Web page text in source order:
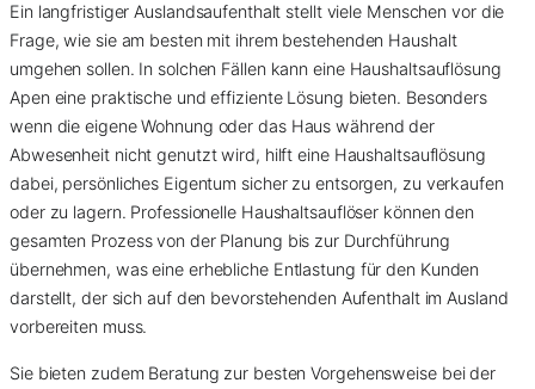
Ein langfristiger Auslandsaufenthalt stellt viele Menschen vor die
Frage, wie sie am besten mit ihrem bestehenden Haushalt
umgehen sollen. In solchen Fällen kann eine Haushaltsauflösung
Apen eine praktische und effiziente Lösung bieten. Besonders
wenn die eigene Wohnung oder das Haus während der
Abwesenheit nicht genutzt wird, hilft eine Haushaltsauflösung
dabei, persönliches Eigentum sicher zu entsorgen, zu verkaufen
oder zu lagern. Professionelle Haushaltsauflöser können den
gesamten Prozess von der Planung bis zur Durchführung
übernehmen, was eine erhebliche Entlastung für den Kunden
darstellt, der sich auf den bevorstehenden Aufenthalt im Ausland
vorbereiten muss.
Sie bieten zudem Beratung zur besten Vorgehensweise bei der